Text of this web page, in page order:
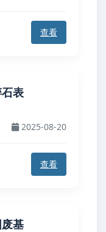
查看
表
2025-08-20
查看
基